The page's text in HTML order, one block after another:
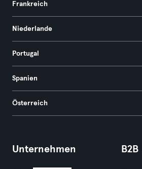
Frankreich
Niederlande
Portugal
Spanien
Österreich
Unternehmen B2B